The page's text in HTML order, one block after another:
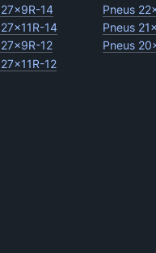
14
14
12
12
Pneus
Pneus
Pneus